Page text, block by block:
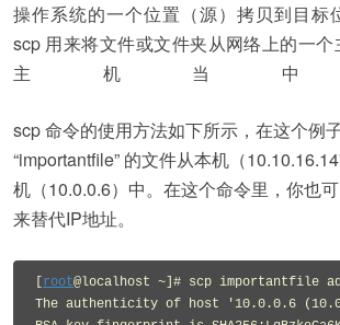
操作系统的一个位置（源）拷贝到目标
scp 用来将文件或文件夹从网络上的一
主机当中
scp 命令的使用方法如下所示，在这个例
“importantfile” 的文件从本机（
机（10.0.0.6）中。在这个命令里，你也
来替代IP地址。
root@localhost ~]# scp importantfile
The authenticity of host '10.0.0.6